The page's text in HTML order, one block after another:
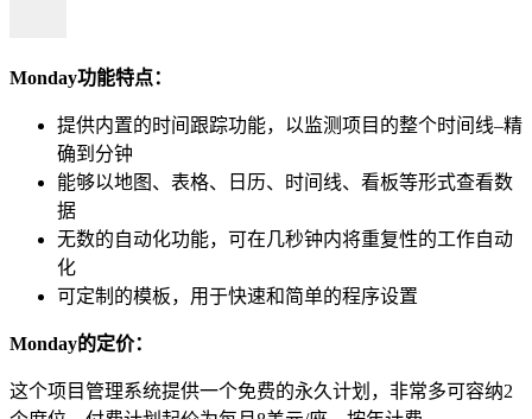
Monday功能特点：
提供内置的时间跟踪功能，以监测项目的整个时间线–精
确到分钟
能够以地图、表格、日历、时间线、看板等形式查看数
据
无数的自动化功能，可在几秒钟内将重复性的工作自动
化
可定制的模板，用于快速和简单的程序设置
Monday的定价：
这个项目管理系统提供一个免费的永久计划，非常多可容纳2